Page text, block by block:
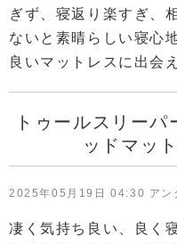
ぎず、寝返り楽すぎ、
ないと素晴らしい寝心
良いマットレスに出会
トゥールスリーパ
ッドマッ
2025年05月19日 04:30 アン
凄く気持ち良い、良く